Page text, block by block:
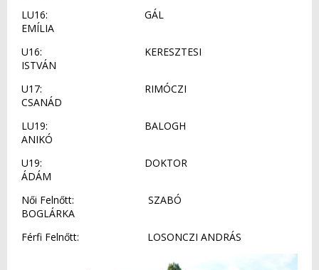
LU16: GÁL
EMÍLIA
U16: KERESZTESI
ISTVÁN
U17: RIMÓCZI
CSANÁD
LU19: BALOGH
ANIKÓ
U19: DOKTOR
ÁDÁM
Női Felnőtt: SZABÓ
BOGLÁRKA
Férfi Felnőtt: LOSONCZI ANDRÁS